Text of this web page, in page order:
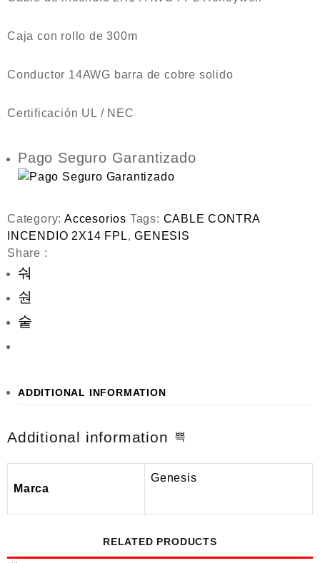
Caja con rollo de 300m
Conductor 14AWG barra de cobre solido
Certificación UL / NEC
Pago Seguro Garantizado
Category:Accesorios Tags: CABLE CONTRA
INCENDIO 2X14 FPL,GENESIS
Share :
ADDITIONAL INFORMATION
Additional information
Marca
Genesis
RELATED PRODUCTS